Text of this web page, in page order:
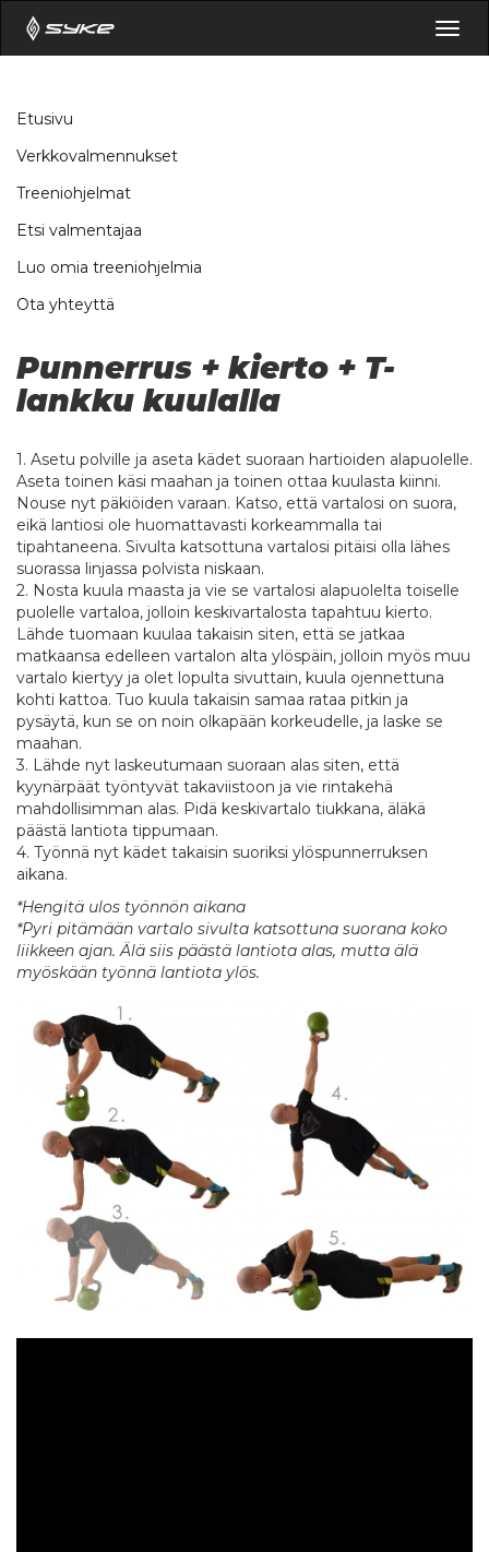
Etusivu
Verkkovalmennukset
Treeniohjelmat
Etsi valmentajaa
Luo omia treeniohjelmia
Ota yhteyttä
Punnerrus + kierto + T-
lankku kuulalla
1. Asetu polville ja aseta kädet suoraan hartioiden alapuolelle.
Aseta toinen käsi maahan ja toinen ottaa kuulasta kiinni.
Nouse nyt päkiöiden varaan. Katso, että vartalosi on suora,
eikä lantiosi ole huomattavasti korkeammalla tai
tipahtaneena. Sivulta katsottuna vartalosi pitäisi olla lähes
suorassa linjassa polvista niskaan.
2. Nosta kuula maasta ja vie se vartalosi alapuolelta toiselle
puolelle vartaloa, jolloin keskivartalosta tapahtuu kierto.
Lähde tuomaan kuulaa takaisin siten, että se jatkaa
matkaansa edelleen vartalon alta ylöspäin, jolloin myös muu
vartalo kiertyy ja olet lopulta sivuttain, kuula ojennettuna
kohti kattoa. Tuo kuula takaisin samaa rataa pitkin ja
pysäytä, kun se on noin olkapään korkeudelle, ja laske se
maahan.
3. Lähde nyt laskeutumaan suoraan alas siten, että
kyynärpäät työntyvät takaviistoon ja vie rintakehä
mahdollisimman alas. Pidä keskivartalo tiukkana, äläkä
päästä lantiota tippumaan.
4. Työnnä nyt kädet takaisin suoriksi ylöspunnerruksen
aikana.
*Hengitä ulos työnnön aikana
*Pyri pitämään vartalo sivulta katsottuna suorana koko
liikkeen ajan. Älä siis päästä lantiota alas, mutta älä
myöskään työnnä lantiota ylös.